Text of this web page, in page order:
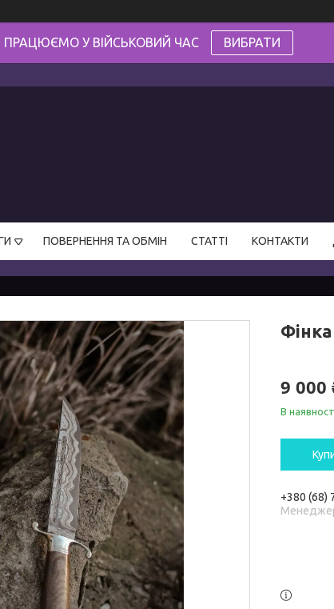
ПРАЦЮЄМО У ВІЙСЬКОВИЙ ЧАС ВИБРАТИ
ПОВЕРНЕННЯ ТА ОБМІН СТАТТІ КОНТАКТИ
9 000
В
+380 (68)